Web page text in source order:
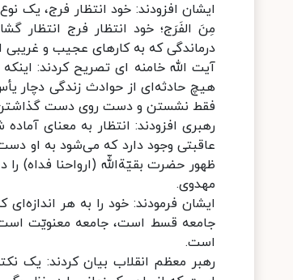
ایشان افزودند: خود انتظار فرج،
مِنَ الفَرَج؛ خود انتظار فرج
درماندگی که به کارهای عجیب و
آیت الله خامنه ای تصریح کردند:
هیچ حادثه‌ای از حوادث زندگی دچار
فقط نشستن و دست روی دست
رهبری افزودند: انتظار به معنای
عاقبتی وجود دارد که می‌شود به او
ظهور حضرت بقیّةاللّه (ارواحنا فداه)
مهدوی.
ایشان فرمودند: خود را به هر
جامعه‌ قسط است، جامعه‌ معنویّت
است.
رهبر معظم انقلاب بیان کردند: یک